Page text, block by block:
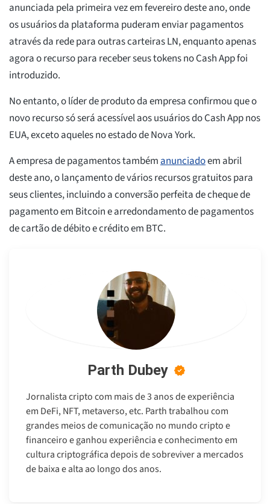
anunciada pela primeira vez em fevereiro deste ano, onde
os usuários da plataforma puderam enviar pagamentos
através da rede para outras carteiras LN, enquanto apenas
agora o recurso para receber seus tokens no Cash App foi
introduzido.
No entanto, o líder de produto da empresa confirmou que o
novo recurso só será acessível aos usuários do Cash App nos
EUA, exceto aqueles no estado de Nova York.
A empresa de pagamentos tambémanunciadoem abril
deste ano, o lançamento de vários recursos gratuitos para
seus clientes, incluindo a conversão perfeita de cheque de
pagamento em Bitcoin e arredondamento de pagamentos
de cartão de débito e crédito em BTC.
Parth Dubey
Jornalista cripto com mais de 3 anos de experiência
em DeFi, NFT, metaverso, etc. Parth trabalhou com
grandes meios de comunicação no mundo cripto e
financeiro e ganhou experiência e conhecimento em
cultura criptográfica depois de sobreviver a mercados
de baixa e alta ao longo dos anos.